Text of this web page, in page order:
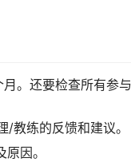
。还要检查所有参
教练的反馈和建议。
因。